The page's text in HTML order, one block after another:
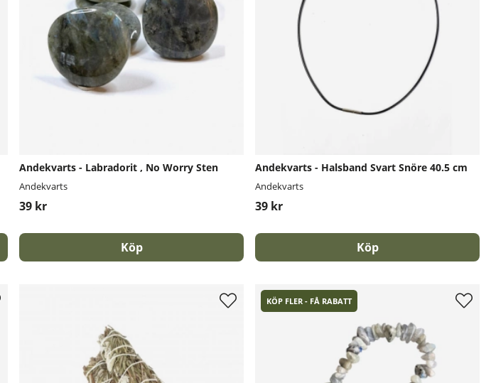
Andekvarts - Labradorit , No Worry Sten
Andekvarts
39 kr
Köp
Andekvarts - Halsband Svart Snöre 40.5 cm
Andekvarts
39 kr
Köp
KÖP FLER - FÅ RABATT